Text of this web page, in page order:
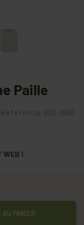
Paille
Référence 030-1950
WEB !
AU PANIER